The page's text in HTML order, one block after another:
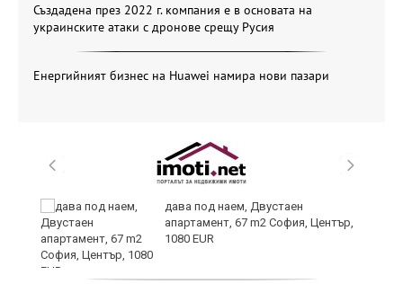
Създадена през 2022 г. компания е в основата на
украинските атаки с дронове срещу Русия
Енергийният бизнес на Huawei намира нови пазари
дава под наем, Двустаен
апартамент, 67 m2 София, Център,
1080 EUR